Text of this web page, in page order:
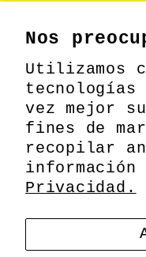
Nos
Utilizamos
tecnologías
vez mejor
fines de
recopilar
Privacidad.
seguro